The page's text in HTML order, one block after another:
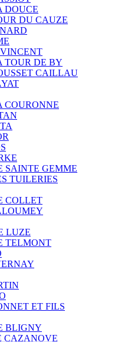
DOUCE
DU CAUZE
TOUR DE BY
CAILLAU
COURONNE
SAINTE GEMME
TUILERIES
COLLET
LUZE
TELMONT
ET FILS
BLIGNY
CAZANOVE